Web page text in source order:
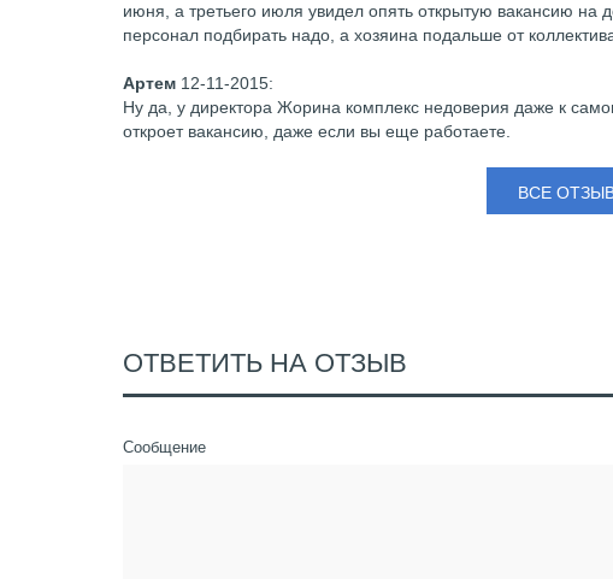
июня, а третьего июля увидел опять открытую вакансию на
персонал подбирать надо, а хозяина подальше от
Артем 12-11-2015:
Ну да, у директора Жорина комплекс недоверия даже к
откроет вакансию, даже если вы еще работаете.
ВСЕ
ОТВЕТИТЬ НА ОТЗЫВ
Сообщение